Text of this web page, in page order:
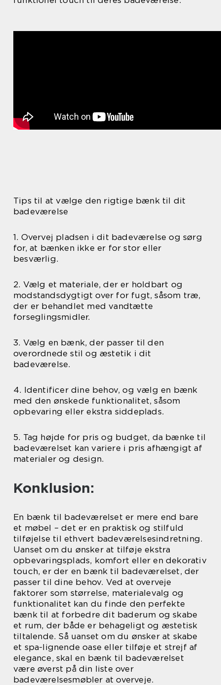
Tips til at vælge den rigtige bænk til dit
badeværelse
1. Overvej pladsen i dit badeværelse og sørg
for, at bænken ikke er for stor eller
besværlig.
2. Vælg et materiale, der er holdbart og
modstandsdygtigt over for fugt, såsom træ,
der er behandlet med vandtætte
forseglingsmidler.
3. Vælg en bænk, der passer til den
overordnede stil og æstetik i dit
badeværelse.
4. Identificer dine behov, og vælg en bænk
med den ønskede funktionalitet, såsom
opbevaring eller ekstra siddeplads.
5. Tag højde for pris og budget, da bænke til
badeværelset kan variere i pris afhængigt af
materialer og design.
Konklusion:
En bænk til badeværelset er mere end bare
et møbel – det er en praktisk og stilfuld
tilføjelse til ethvert badeværelsesindretning.
Uanset om du ønsker at tilføje ekstra
opbevaringsplads, komfort eller en dekorativ
touch, er der en bænk til badeværelset, der
passer til dine behov. Ved at overveje
faktorer som størrelse, materialevalg og
funktionalitet kan du finde den perfekte
bænk til at forbedre dit baderum og skabe
et rum, der både er behageligt og æstetisk
tiltalende. Så uanset om du ønsker at skabe
et spa-lignende oase eller tilføje et strejf af
elegance, skal en bænk til badeværelset
være øverst på din liste over
badeværelsesmøbler at overveje.